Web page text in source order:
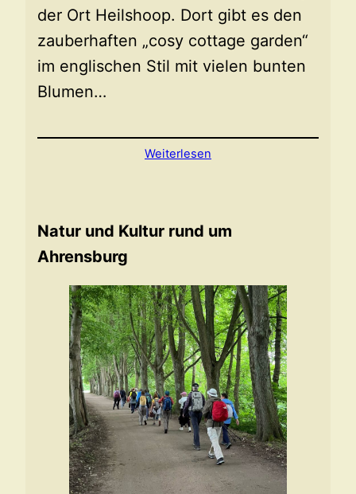
der Ort Heilshoop. Dort gibt es den
zauberhaften „cosy cottage garden“
im englischen Stil mit vielen bunten
Blumen…
Weiterlesen
Natur und Kultur rund um
Ahrensburg